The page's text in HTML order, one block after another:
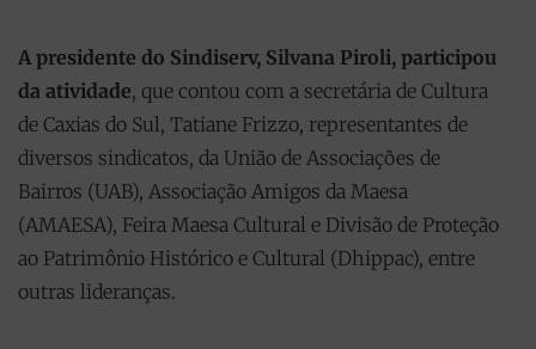
A presidente do Sindiserv, Silvana Piroli, participou
da atividade, que contou com a secretária de Cultura
de Caxias do Sul, Tatiane Frizzo, representantes de
diversos sindicatos, da União de Associações de
Bairros (UAB), Associação Amigos da Maesa
(AMAESA), Feira Maesa Cultural e Divisão de Proteção
ao Patrimônio Histórico e Cultural (Dhippac), entre
outras lideranças.